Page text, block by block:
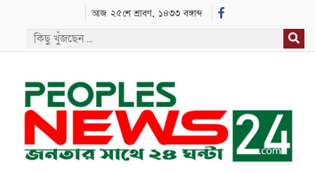
আজ ২৫শে শ্রাবণ, ১৪৩৩ বঙ্গাব্দ